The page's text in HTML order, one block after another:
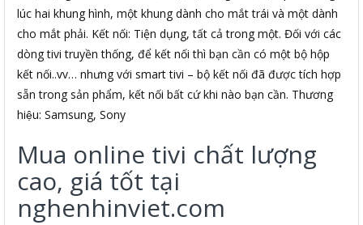
lúc hai khung hình, một khung dành cho mắt trái và một dành
cho mắt phải. Kết nối: Tiện dụng, tất cả trong một. Đối với các
dòng tivi truyền thống, để kết nối thì bạn cần có một bộ hộp
kết nối..vv… nhưng với smart tivi – bộ kết nối đã được tích hợp
sẵn trong sản phẩm, kết nối bất cứ khi nào bạn cần. Thương
hiệu: Samsung, Sony
Mua online tivi chất lượng
cao, giá tốt tại
nghenhinviet.com